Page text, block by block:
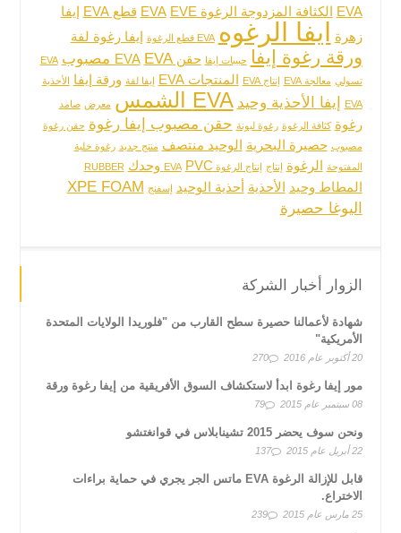
EVA
الكثافة المزدوجة الرغوة EVAEVE قطع EVA
إيفا
زهرة
ايفا الرغوه EVA قطع الرغوة إيفا رغوة لفة
ورقة رغوة إيفا حبيبات إيفا حقن EVAEVA مصبوب
EVA
تسولي معالجة EVA إنتاج EVA المنتجات EVA إيفا لفة ورقة إيفا الأحذية
EVA إيفا الأحذية وحيد EVA الشمس معرض صامد
رغوة كثافة الرغوة رغوة ليونة حقن مصبوب إيفا رغوة حقن رغوة
مصبوب حصيرة البحرية الوحيد منتصف منتج جديد رغوة خلية
المفتوحة
الرغوة إنتاج إنتاج الرغوة EVA PVC وحدك RUBBER
المطاط وحيد الأحذية أحذية الوحيد إسفنج XPE FOAM
اليوغا حصيرة
الزوار أخبار الشركة
شهادة لأعمالنا حصيرة سطح القارب من "فلوريدا الولايات المتحدة
الأمريكية"
20 أكتوبر عام 2016 270
مور إيفا رغوة ابدأ لاستكشاف السوق الأفريقية من إيفا رغوة ورقة
08 سبتمبر عام 2015 79
ونحن سوف يحضر 2015 تشينابلاس في قوانغتشو
22 أبريل عام 2015 137
قابل للإزالة الرغوة EVA ماتس الجر يجري في حماية براءات
الاختراع.
25 مارس عام 2015 239